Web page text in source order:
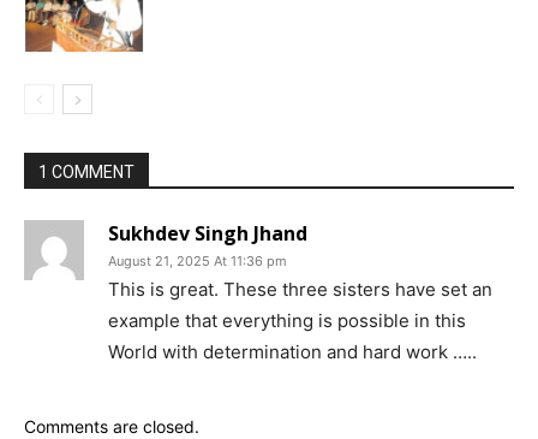
1 COMMENT
Sukhdev Singh Jhand
August 21, 2025 At 11:36 pm
This is great. These three sisters have set an
example that everything is possible in this
World with determination and hard work …..
Comments are closed.